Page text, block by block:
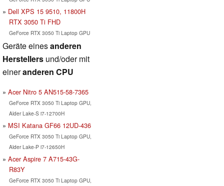
Dell XPS 15 9510, 11800H
RTX 3050 Ti FHD
GeForce RTX 3050 Ti Laptop GPU
Geräte einesanderen
Herstellers und/oder mit
eineranderen CPU
Acer Nitro 5 AN515-58-7365
GeForce RTX 3050 Ti Laptop GPU,
Alder Lake-S i7-12700H
MSI Katana GF66 12UD-436
GeForce RTX 3050 Ti Laptop GPU,
Alder Lake-P i7-12650H
Acer Aspire 7 A715-43G-
R83Y
GeForce RTX 3050 Ti Laptop GPU,